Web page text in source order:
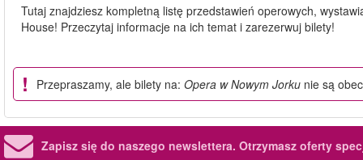
Tutaj znajdziesz kompletną listę przedstawień operowych,
House! Przeczytaj informacje na ich temat i zarezerwuj bilety!
Przepraszamy, ale bilety na: Opera w Nowym Jorku nie są
Zapisz się do naszego newslettera. Otrzymasz oferty